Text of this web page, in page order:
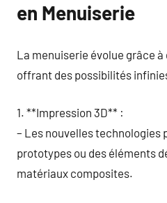
en Menuiserie
La menuiserie évolue grâce
offrant des possibilités
1. **Impression 3D** :
– Les nouvelles technologies
prototypes ou des éléments
matériaux composites.